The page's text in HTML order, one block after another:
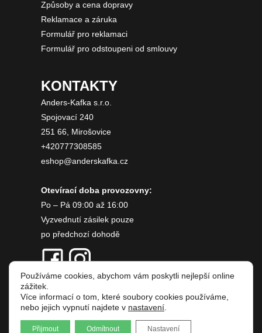
Způsoby a cena dopravy
Reklamace a záruka
Formulář pro reklamaci
Formulář pro odstoupeni od smlouvy
KONTAKTY
Anders-Kafka s.r.o.
Spojovací 240
251 66, Mirošovice
+420777308585
eshop@anderskafka.cz
Otevírací doba provozovny:
Po – Pá 09:00 až 16:00
Vyzvednutí zásilek pouze
po předchozí dohodě
Copyright © 2026 Anders & Kafka
Používáme cookies, abychom vám poskytli nejlepší online
zážitek.
Více informací o tom, které soubory cookies používáme,
nebo jejich vypnutí najdete v nastavení
Přijmout Odmítnout Nastavení